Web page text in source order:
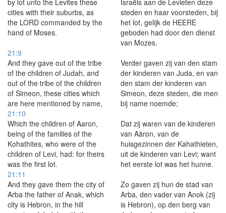
by lot unto the Levites these
cities with their suburbs, as
the LORD commanded by the
hand of Moses.
Israëls aan de Levieten deze
steden en haar voorsteden, bij
het lot, gelijk de HEERE
geboden had door den dienst
van Mozes.
21:9
And they gave out of the tribe
of the children of Judah, and
out of the tribe of the children
of Simeon, these cities which
are here mentioned by name,
Verder gaven zij van den stam
der kinderen van Juda, en van
den stam der kinderen van
Simeon, deze steden, die men
bij name noemde;
21:10
Which the children of Aaron,
being of the families of the
Kohathites, who were of the
children of Levi, had: for theirs
was the first lot.
Dat zij waren van de kinderen
van Aäron, van de
huisgezinnen der Kahathieten,
uit de kinderen van Levi; want
het eerste lot was het hunne.
21:11
And they gave them the city of
Arba the father of Anak, which
city is Hebron, in the hill
Zo gaven zij hun de stad van
Arba, den vader van Anok (zij
is Hebron), op den berg van